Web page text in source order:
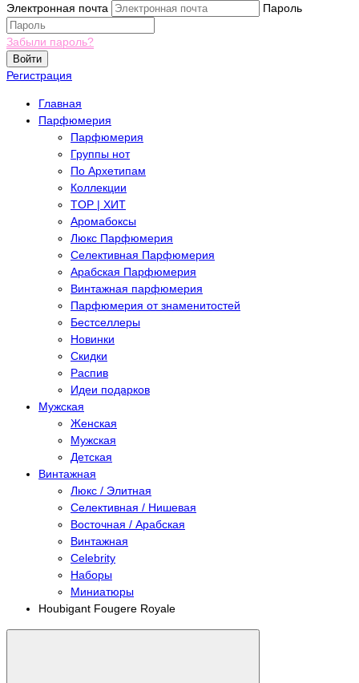
Электронная почта
Пароль
Забыли пароль?
Войти
Регистрация
Главная
Парфюмерия
Парфюмерия
Группы нот
По Архетипам
Коллекции
TOP | ХИТ
Аромабоксы
Люкс Парфюмерия
Селективная Парфюмерия
Арабская Парфюмерия
Винтажная парфюмерия
Парфюмерия от знаменитостей
Бестселлеры
Новинки
Скидки
Распив
Идеи подарков
Мужская
Женская
Мужская
Детская
Винтажная
Люкс / Элитная
Селективная / Нишевая
Восточная / Арабская
Винтажная
Celebrity
Наборы
Миниатюры
Houbigant Fougere Royale